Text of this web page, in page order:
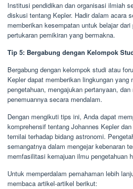
Institusi pendidikan dan organisasi ilmiah
diskusi tentang Kepler. Hadir dalam acara
memberikan kesempatan untuk belajar
pertukaran pemikiran yang bermakna.
Tip 5: Bergabung dengan Kelompok
Bergabung dengan kelompok studi atau
Kepler dapat memberikan lingkungan yang
pengetahuan, mengajukan pertanyaan,
penemuannya secara mendalam.
Dengan mengikuti tips ini, Anda dapat
komprehensif tentang Johannes Kepler
ternilai terhadap bidang astronomi.
semangatnya dalam mengejar kebenaran
memfasilitasi kemajuan ilmu pengetahuan
Untuk memperdalam pemahaman lebih
membaca artikel-artikel berikut: